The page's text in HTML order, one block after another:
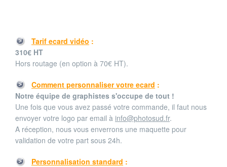
Tarif ecard vidéo :
310€ HT
Hors routage (en option à 70€ HT).
Comment personnaliser votre ecard :
Notre équipe de graphistes s'occupe de tout !
Une fois que vous avez passé votre commande, il faut nous
envoyer votre logo par email à info@photosud.fr.
A réception, nous vous enverrons une maquette pour
validation de votre part sous 24h.
Personnalisation standard :